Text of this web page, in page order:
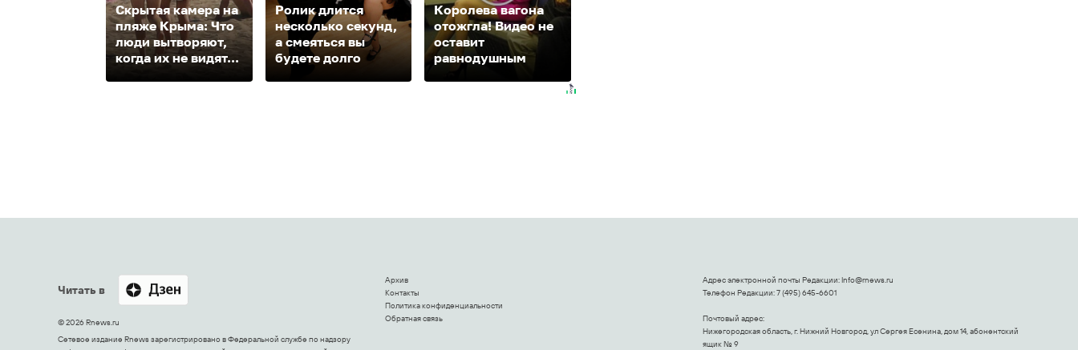
Скрытая камера на
пляже Крыма: Что
люди вытворяют,
когда их не видят...
Ролик длится
несколько секунд,
а смеяться вы
будете долго
Королева вагона
отожгла! Видео не
оставит
равнодушным
Читать в
© 2026 Rnews.ru
Сетевое издание Rnews зарегистрировано в Федеральной службе по надзору
Архив
Контакты
Политика конфиденциальности
Обратная связь
Адрес электронной почты Редакции:Info@rnews.ru
Телефон Редакции: 7 (495) 645-6601
Почтовый адрес:
Нижегородская область, г. Нижний Новгород, ул Сергея Есенина, дом 14, абонентский
ящик № 9